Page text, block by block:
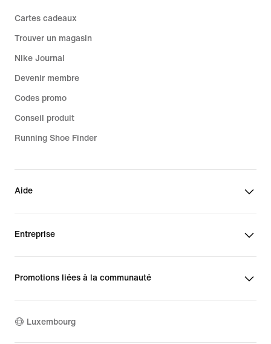
Cartes cadeaux
Trouver un magasin
Nike Journal
Devenir membre
Codes promo
Conseil produit
Running Shoe Finder
Aide
Entreprise
Promotions liées à la communauté
Luxembourg